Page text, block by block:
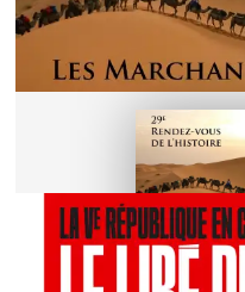
Le thème 2026 !